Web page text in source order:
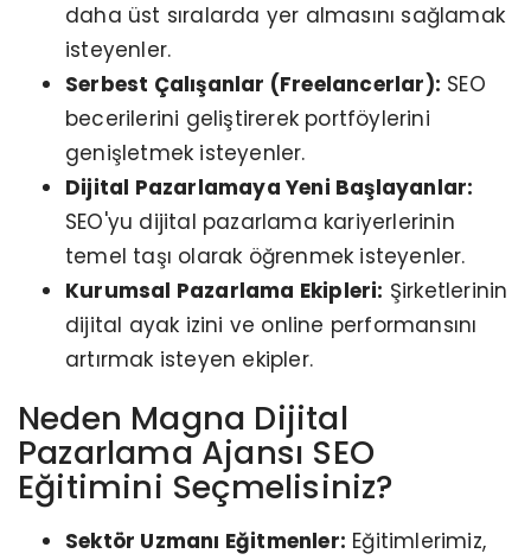
daha üst sıralarda yer almasını sağlamak
isteyenler.
Serbest Çalışanlar (Freelancerlar): SEO
becerilerini geliştirerek portföylerini
genişletmek isteyenler.
Dijital Pazarlamaya Yeni Başlayanlar:
SEO'yu dijital pazarlama kariyerlerinin
temel taşı olarak öğrenmek isteyenler.
Kurumsal Pazarlama Ekipleri: Şirketlerinin
dijital ayak izini ve online performansını
artırmak isteyen ekipler.
Neden Magna Dijital
Pazarlama Ajansı SEO
Eğitimini Seçmelisiniz?
Sektör Uzmanı Eğitmenler: Eğitimlerimiz,